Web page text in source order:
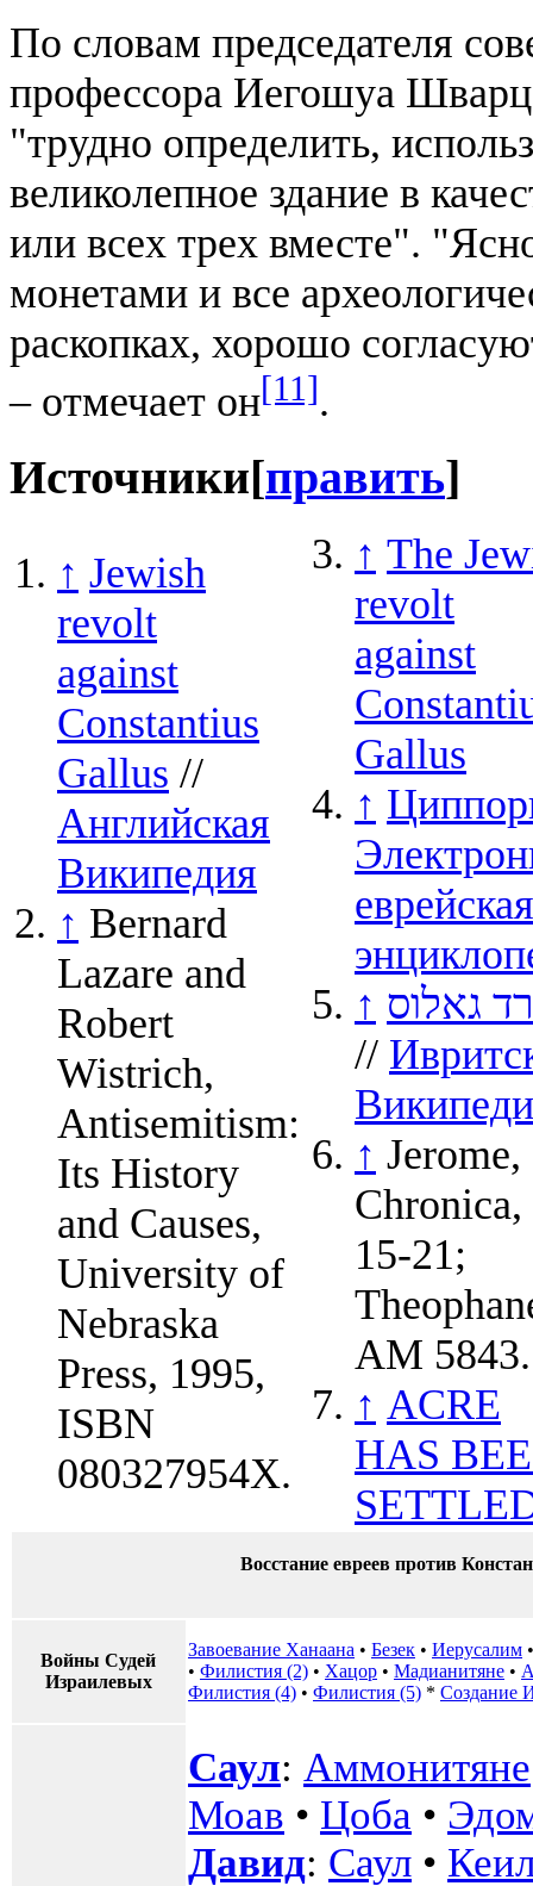
По словам председателя
профессора Иегошуа
"трудно определить,
великолепное здание в
или всех трех вместе".
монетами и все
раскопках, хорошо
– отмечает он[11].
Источники[править]
↑ Jewish
revolt
against
Constantius
Gallus //
Английская
Википедия
↑ Bernard
Lazare and
Robert
Wistrich,
Antisemitism:
Its History
and Causes,
University of
Nebraska
Press, 1995,
ISBN
080327954X.
↑ The
revolt
against
Gallus
↑
еврейская
↑ גאלוס
//
↑ Jerome,
Chronica,
15-21;
AM 5843.
↑ ACRE
HAS
Восстание евреев против
Войны Судей
Израилевых
Завоевание Ханаана • Безек • Иерусалим
• Филистия (2) • Хацор • Мадианитяне •
Филистия (4) • Филистия (5) * Создание
Саул: Аммонитяне
Моав • Цоба •
Давид: Саул •